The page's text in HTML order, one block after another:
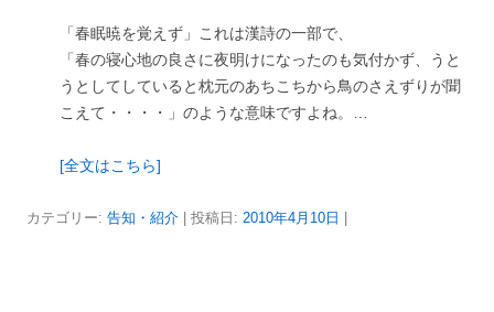
「春眠暁を覚えず」これは漢詩の一部で、
「春の寝心地の良さに夜明けになったのも気付かず、うと
うとしてしていると枕元のあちこちから鳥のさえずりが聞
こえて・・・・」のような意味ですよね。…
[全文はこちら]
カテゴリー: 告知・紹介 | 投稿日: 2010年4月10日